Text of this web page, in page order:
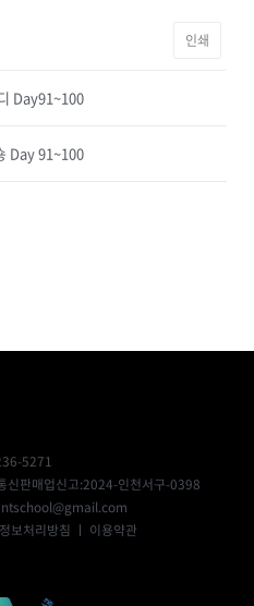
인쇄
Day91~100
Day 91~100
5271
신판매업신고:2024-인천서구-0398
보처리방침 ㅣ 이용약관